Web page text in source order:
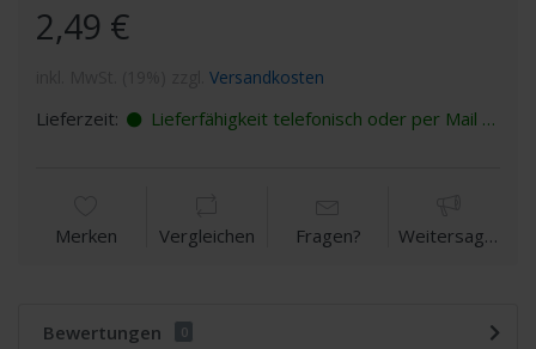
2,49 €
Versandkosten
Lieferzeit: Lieferfähigkeit telefonisch oder per Mail erfragen
Merken Vergleichen Fragen? Weitersagen
Bewertungen 0